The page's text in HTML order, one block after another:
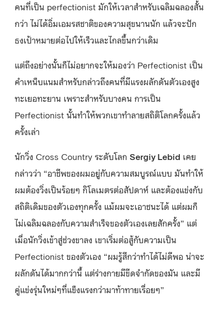
คนที่เป็น perfectionist มักให้เวลาสำหรับเฉลิมฉลองสั้น
กว่า ไม่ได้อิ่มเอมรสชาติของความสุขนานนัก แล้วจะปัก
ธงเป้าหมายต่อไปให้เร็วและไกลขึ้นกว่าเดิม
แต่ถึงอย่างนั้นก็ไม่อยากจะให้มองว่า Perfectionist เป็น
คำเหน็บแนมสำหรับกล่าวถึงคนที่มีแรงผลักดันตัวเองสูง
ทะเยอทะยาน เพราะสำหรับบางคน การเป็น
Perfectionist นั้นทำให้พวกเขาทำลายสถิติโลกครั้งแล้ว
ครั้งเล่า
นักวิ่ง Cross Country ระดับโลก Sergiy Lebid เคย
กล่าวว่า “อาชีพของผมอยู่กับความสมบูรณ์แบบ มันทำให้
ผมต้องวิ่งเป็นร้อยๆ กิโลเมตรต่อสัปดาห์ และต้องแข่งกับ
สถิติเดิมของตัวเองทุกครั้ง แม้ผมจะเอาชนะได้ แต่ผมก็
ไม่เฉลิมฉลองกับความสำเร็จของตัวเองเลยสักครั้ง” แต่
เมื่อนักวิ่งเข้าสู่ช่วงขาลง เขาเริ่มต่อสู้กับความเป็น
Perfectionist ของตัวเอง “ผมรู้สึกว่าทำได้ไม่ดีพอ น่าจะ
ผลักดันได้มากกว่านี้ แต่ร่างกายมีขีดจำกัดของมัน และมี
คู่แข่งรุ่นใหม่ๆที่แข็งแรงกว่ามาท้าทายเรื่อยๆ”